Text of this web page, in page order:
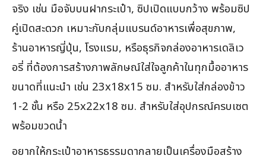
จริง เช่น มือจับบนฝากระเป๋า, ซิปเปิดแบบกว้าง พร้อมซิป
คู่เปิดสะดวก เหมาะกับกลุ่มแบรนด์อาหารเพื่อสุขภาพ,
ร้านอาหารญี่ปุ่น, โรงแรม, หรือธุรกิจกล่องอาหารเดลิเว
อรี่ ที่ต้องการสร้างภาพลักษณ์ใส่ใจลูกค้าในทุกมื้ออาหาร
ขนาดที่แนะนำ เช่น 23x18x15 ซม. สำหรับใส่กล่องข้าว
1-2 ชั้น หรือ 25x22x18 ซม. สำหรับใส่อุปกรณ์ครบเซต
พร้อมขวดน้ำ
อยากให้กระเป๋าอาหารธรรมดากลายเป็นเครื่องมือสร้าง